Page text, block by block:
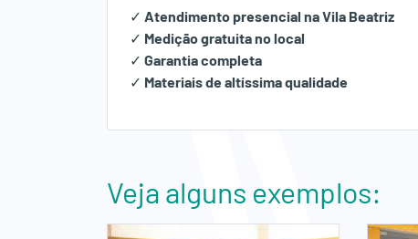
✓ Atendimento presencial na Vila Beatriz
✓ Medição gratuita no local
✓ Garantia completa
✓ Materiais de altíssima qualidade
Veja alguns exemplos: